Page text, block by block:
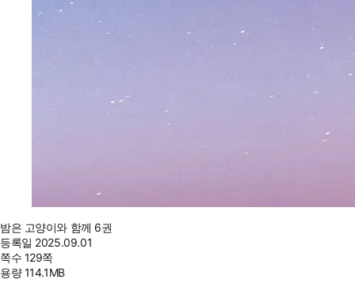
밤은 고양이와 함께 6권
등록일 2025.09.01
쪽수 129쪽
용량114.1MB